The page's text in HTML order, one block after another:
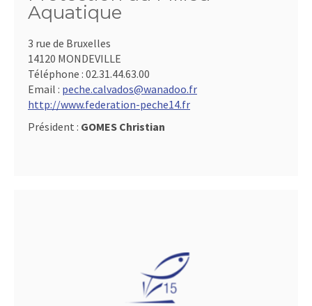
Aquatique
3 rue de Bruxelles
14120 MONDEVILLE
Téléphone : 02.31.44.63.00
Email : peche.calvados@wanadoo.fr
http://www.federation-peche14.fr
Président : GOMES Christian